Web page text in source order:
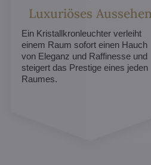
Luxuriöses
Ein Kristallkronleuchter verleiht
einem Raum sofort einen Hauch
von Eleganz und Raffinesse und
steigert das Prestige eines jeden
Raumes.